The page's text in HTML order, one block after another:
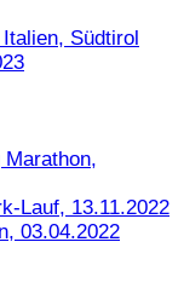
Südtirol
Lauf, 13.11.2022
03.04.2022